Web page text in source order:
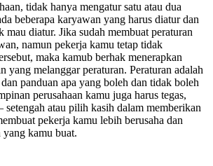
tidak hanya mengatur satu atau dua
beberapa karyawan yang harus diatur dan
mau diatur. Jika sudah membuat peraturan
namun pekerja kamu tetap tidak
maka kamub berhak menerapkan
yang melanggar peraturan. Peraturan adalah
panduan apa yang boleh dan tidak boleh
perusahaan kamu juga harus tegas,
setengah atau pilih kasih dalam memberikan
pekerja kamu lebih berusaha dan
yang kamu buat.